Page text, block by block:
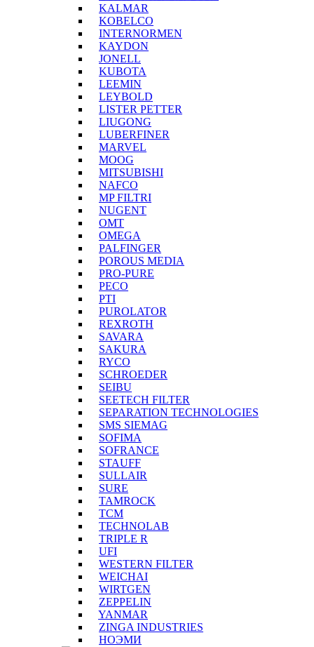
KALMAR
KOBELCO
INTERNORMEN
KAYDON
JONELL
KUBOTA
LEEMIN
LEYBOLD
LISTER PETTER
LIUGONG
LUBERFINER
MARVEL
MOOG
MITSUBISHI
NAFCO
MP FILTRI
NUGENT
OMT
OMEGA
PALFINGER
POROUS MEDIA
PRO-PURE
PECO
PTI
PUROLATOR
REXROTH
SAVARA
SAKURA
RYCO
SCHROEDER
SEIBU
SEETECH FILTER
SEPARATION TECHNOLOGIES
SMS SIEMAG
SOFIMA
SOFRANCE
STAUFF
SULLAIR
SURE
TAMROCK
TCM
TECHNOLAB
TRIPLE R
UFI
WESTERN FILTER
WEICHAI
WIRTGEN
ZEPPELIN
YANMAR
ZINGA INDUSTRIES
НОЭМИ